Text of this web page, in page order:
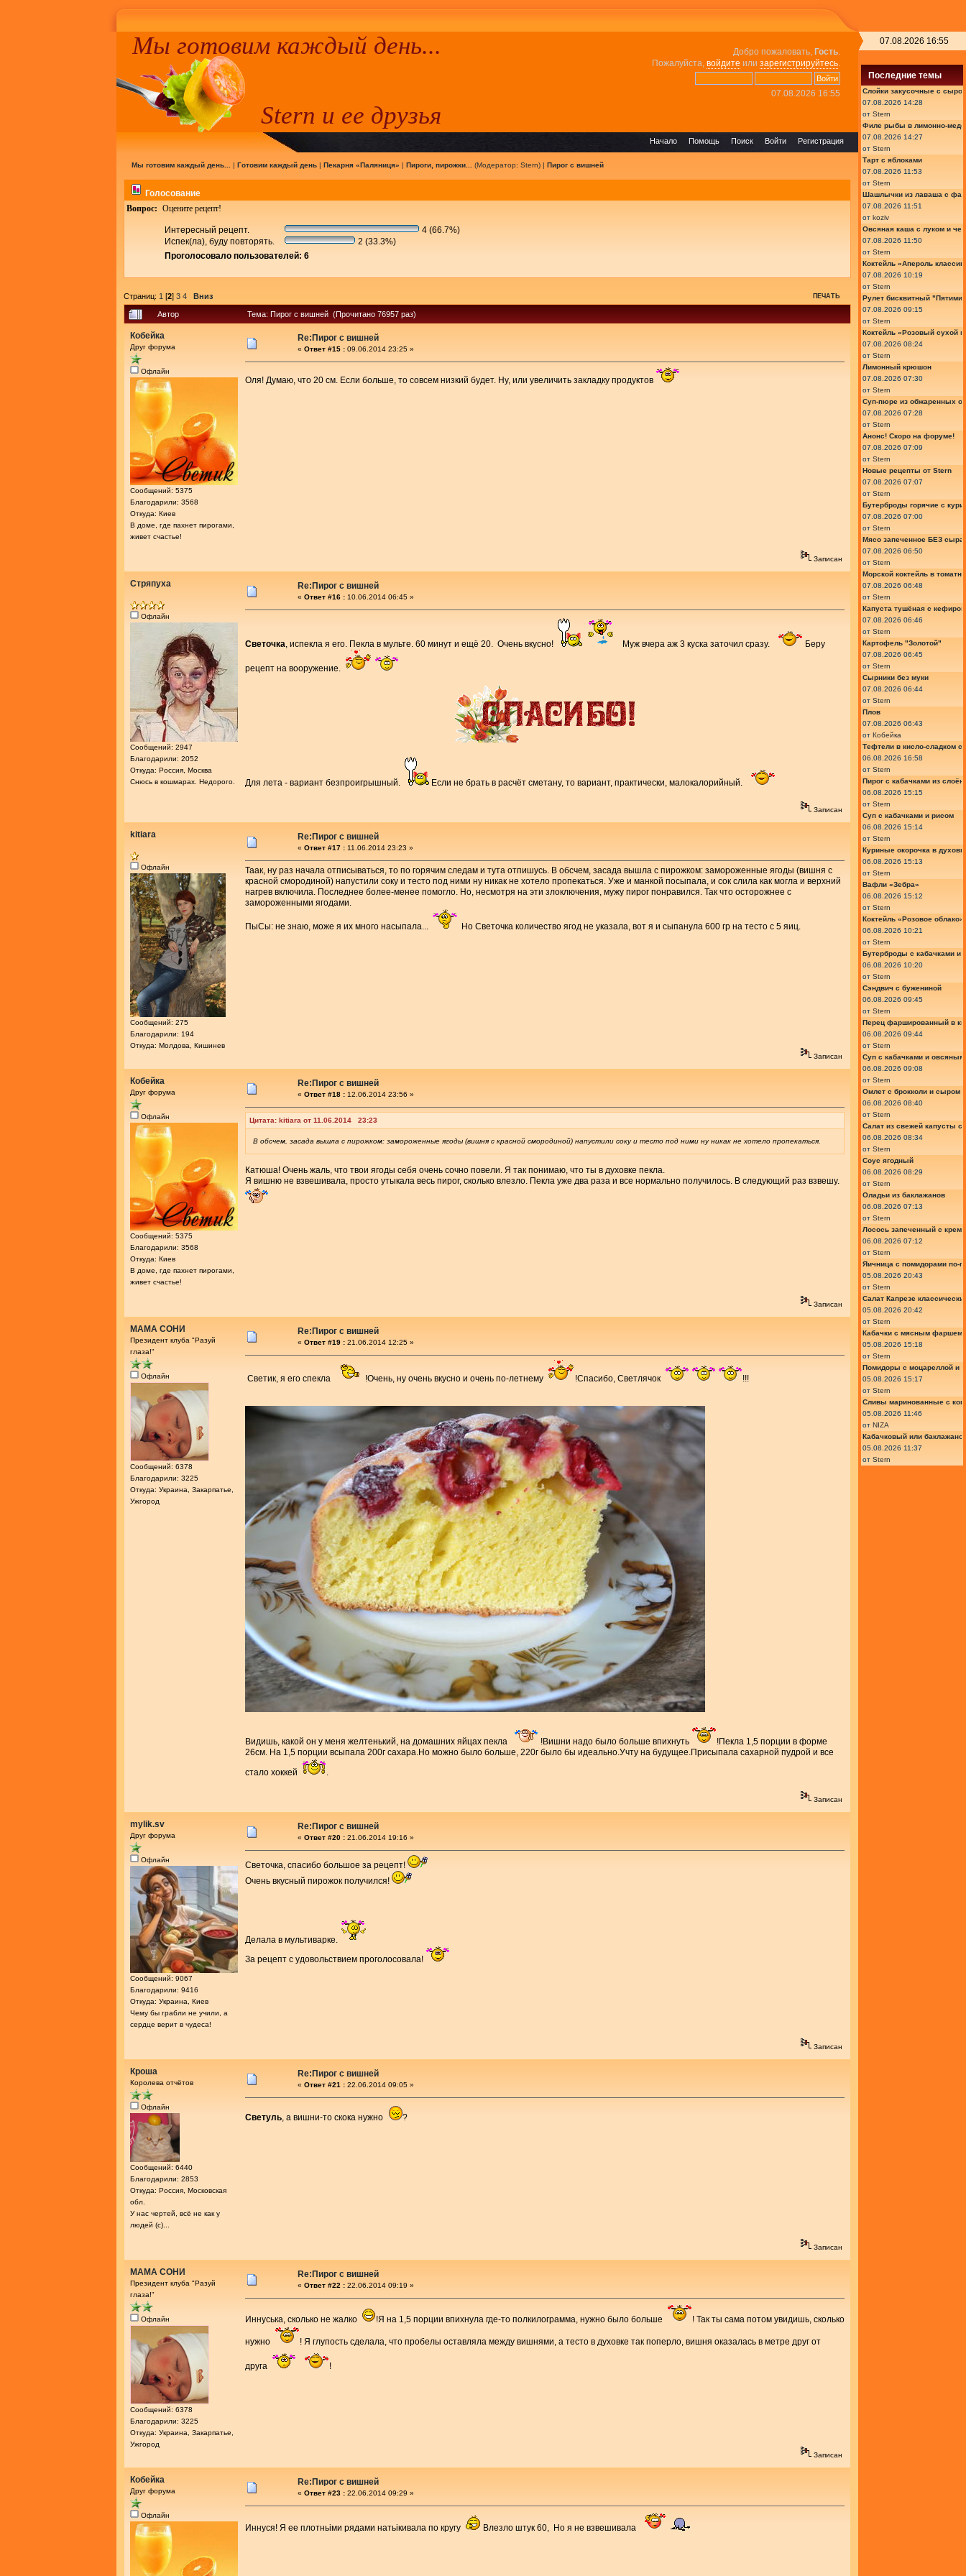
Добро пожаловать, Гость.
Пожалуйста, войдите или зарегистрируйтесь.
07.08.2026 16:55
Мы готовим каждый день...
Stern и ее друзья
Регистрация
Войти
Поиск
Помощь
Начало
Мы готовим каждый день... | Готовим каждый день| Пекарня «Паляниця» | Пироги, пирожки... (Модератор: Stern) | Пирог с вишней
Голосование
Вопрос: Оцените рецепт!
Интересный рецепт.
4 (66.7%)
Испек(ла), буду повторять.
2 (33.3%)
Проголосовало пользователей: 6
Страниц: 1 [2] 3 4 Вниз ПЕЧАТЬ
Автор Тема: Пирог с вишней (Прочитано 76957 раз)
Кобейка
Друг форума
Офлайн
Сообщений: 5375
Благодарили: 3568
Откуда: Киев
В доме, где пахнет пирогами,
живет счастье!
Re:Пирог с вишней
« Ответ #15 : 09.06.2014 23:25 »
Оля! Думаю, что 20 см. Если больше, то совсем низкий будет. Ну, или увеличить закладку продуктов
Записан
Стряпуха
Офлайн
Сообщений: 2947
Благодарили: 2052
Откуда: Россия, Москва
Снюсь в кошмарах. Недорого.
Re:Пирог с вишней
« Ответ #16 : 10.06.2014 06:45 »
Светочка, испекла я его. Пекла в мульте. 60 минут и ещё 20. Очень вкусно! Муж вчера аж 3 куска заточил сразу. Беру
рецепт на вооружение.
Для лета - вариант безпроигрышный. Если не брать в расчёт сметану, то вариант, практически, малокалорийный.
Записан
kitiara
Офлайн
Сообщений: 275
Благодарили: 194
Откуда: Молдова, Кишинев
Re:Пирог с вишней
« Ответ #17 : 11.06.2014 23:23 »
Таак, ну раз начала отписываться, то по горячим следам и тута отпишусь. В обсчем, засада вышла с пирожком: замороженные ягоды (вишня с
красной смородиной) напустили соку и тесто под ними ну никак не хотело пропекаться. Уже и манкой посыпала, и сок слила как могла и верхний
нагрев включила. Последнее более-менее помогло. Но, несмотря на эти злоключения, мужу пирог понравился. Так что осторожнее с
замороженными ягодами.
ПыСы: не знаю, може я их много насыпала... Но Светочка количество ягод не указала, вот я и сыпанула 600 гр на тесто с 5 яиц.
Записан
Кобейка
Друг форума
Офлайн
Сообщений: 5375
Благодарили: 3568
Откуда: Киев
В доме, где пахнет пирогами,
живет счастье!
Re:Пирог с вишней
« Ответ #18 : 12.06.2014 23:56 »
Цитата: kitiara от 11.06.2014 23:23
В обсчем, засада вышла с пирожком: замороженные ягоды (вишня с красной смородиной) напустили соку и тесто под ними ну никак не хотело пропекаться.
Катюша! Очень жаль, что твои ягоды себя очень сочно повели. Я так понимаю, что ты в духовке пекла.
Я вишню не взвешивала, просто утыкала весь пирог, сколько влезло. Пекла уже два раза и все нормально получилось. В следующий раз взвешу.
Записан
МАМА СОНИ
Президент клуба "Разуй
глаза!"
Офлайн
Сообщений: 6378
Благодарили: 3225
Откуда: Украина, Закарпатье,
Ужгород
Re:Пирог с вишней
« Ответ #19 : 21.06.2014 12:25 »
Светик, я его спекла !Очень, ну очень вкусно и очень по-летнему !Спасибо, Светлячок !!!
Видишь, какой он у меня желтенький, на домашних яйцах пекла !Вишни надо было больше впихнуть
!Пекла 1,5 порции в форме
26см. На 1,5 порции всыпала 200г сахара.Но можно было больше, 220г было бы идеально.Учту на будущее.Присыпала сахарной пудрой и все
стало хоккей
.
Записан
mylik.sv
Друг форума
Офлайн
Сообщений: 9067
Благодарили: 9416
Откуда: Украина, Киев
Чему бы грабли не учили, а
сердце верит в чудеса!
Re:Пирог с вишней
« Ответ #20 : 21.06.2014 19:16 »
Светочка, спасибо большое за рецепт!
Очень вкусный пирожок получился!
Делала в мультиварке.
За рецепт с удовольствием проголосовала!
Записан
Кроша
Королева отчётов
Офлайн
Сообщений: 6440
Благодарили: 2853
Откуда: Россия, Московская
обл.
У нас чертей, всё не как у
людей (с)...
Re:Пирог с вишней
« Ответ #21 : 22.06.2014 09:05 »
Светуль, а вишни-то скока нужно ?
Записан
МАМА СОНИ
Президент клуба "Разуй
глаза!"
Офлайн
Сообщений: 6378
Благодарили: 3225
Откуда: Украина, Закарпатье,
Ужгород
Re:Пирог с вишней
« Ответ #22 : 22.06.2014 09:19 »
Иннуська, сколько не жалко !Я на 1,5 порции впихнула где-то полкилограмма, нужно было больше ! Так ты сама потом увидишь, сколько
нужно ! Я глупость сделала, что пробелы оставляла между вишнями, а тесто в духовке так поперло, вишня оказалась в метре друг от
друга !
Записан
Кобейка
Друг форума
Офлайн
Re:Пирог с вишней
« Ответ #23 : 22.06.2014 09:29 »
Иннуся! Я ее плотньіми рядами натьікивала по кругу Влезло штук 60, Но я не взвешивала
07.08.2026 16:55
Последние темы
Слойки закусочные с
07.08.2026 14:28
от Stern
Филе рыбы в лимонно-
07.08.2026 14:27
от Stern
Тарт с яблоками
07.08.2026 11:53
от Stern
Шашлычки из лаваша с
07.08.2026 11:51
от koziv
Овсяная каша с луком и
07.08.2026 11:50
от Stern
Коктейль «Апероль
07.08.2026 10:19
от Stern
Рулет бисквитный
07.08.2026 09:15
от Stern
Коктейль «Розовый сухой
07.08.2026 08:24
от Stern
Лимонный крюшон
07.08.2026 07:30
от Stern
Суп-пюре из обжаренных
07.08.2026 07:28
от Stern
Анонс! Скоро на форуме!
07.08.2026 07:09
от Stern
Новые рецепты от Stern
07.08.2026 07:07
от Stern
Бутерброды горячие с
07.08.2026 07:00
от Stern
Мясо запеченное БЕЗ сыра
07.08.2026 06:50
от Stern
Морской коктейль в
07.08.2026 06:48
от Stern
Капуста тушёная с кефиром
07.08.2026 06:46
от Stern
Картофель "Золотой"
07.08.2026 06:45
от Stern
Сырники без муки
07.08.2026 06:44
от Stern
Плов
07.08.2026 06:43
от Кобейка
Тефтели в кисло-сладком
06.08.2026 16:58
от Stern
Пирог с кабачками из
06.08.2026 15:15
от Stern
Суп с кабачками и рисом
06.08.2026 15:14
от Stern
Куриные окорочка в
06.08.2026 15:13
от Stern
Вафли «Зебра»
06.08.2026 15:12
от Stern
Коктейль «Розовое
06.08.2026 10:21
от Stern
Бутерброды с кабачками и
06.08.2026 10:20
от Stern
Сэндвич с бужениной
06.08.2026 09:45
от Stern
Перец фаршированный в
06.08.2026 09:44
от Stern
Суп с кабачками и
06.08.2026 09:08
от Stern
Омлет с брокколи и сыром
06.08.2026 08:40
от Stern
Салат из свежей капусты
06.08.2026 08:34
от Stern
Соус ягодный
06.08.2026 08:29
от Stern
Оладьи из баклажанов
06.08.2026 07:13
от Stern
Лосось запеченный с
06.08.2026 07:12
от Stern
Яичница с помидорами по-
05.08.2026 20:43
от Stern
Салат Капрезе
05.08.2026 20:42
от Stern
Кабачки с мясным фаршем
05.08.2026 15:18
от Stern
Помидоры с моцареллой и
05.08.2026 15:17
от Stern
Сливы маринованные с
05.08.2026 11:46
от NIZA
Кабачковый или
05.08.2026 11:37
от Stern